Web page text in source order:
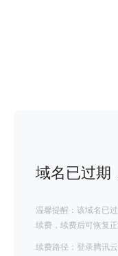
域名已过期
温馨提醒：该域名已
续费，续费后可恢复
续费路径：登录腾讯